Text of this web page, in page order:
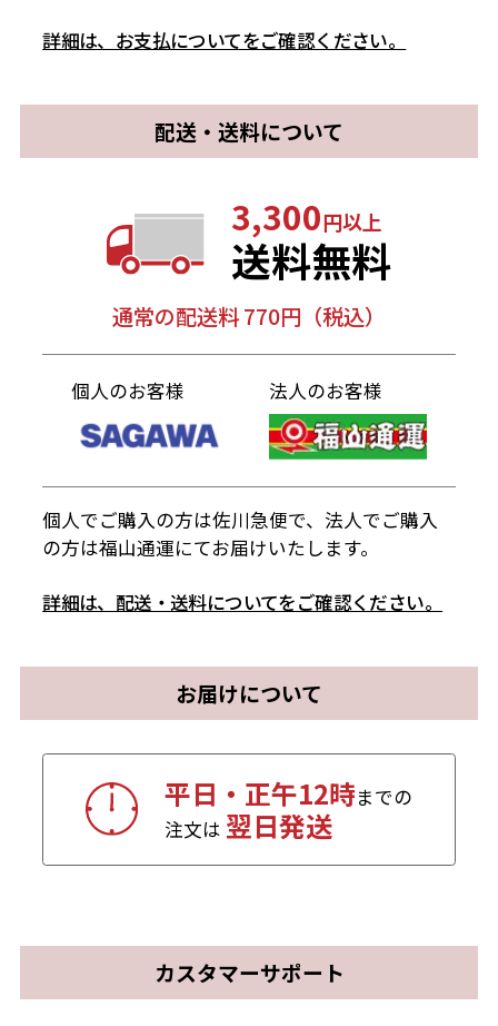
詳細は、お支払についてをご確認ください。
配送・送料について
3,300円以上
送料無料
通常の配送料 770円（税込）
個人のお客様 法人のお客様
個人でご購入の方は佐川急便で、法人でご購入
の方は福山通運にてお届けいたします。
詳細は、配送・送料についてをご確認ください。
お届けについて
平日・正午12時までの
注文は 翌日発送
カスタマーサポート